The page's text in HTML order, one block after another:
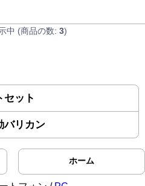
中 (商品の数: 3)
セット
バリカン
ホーム